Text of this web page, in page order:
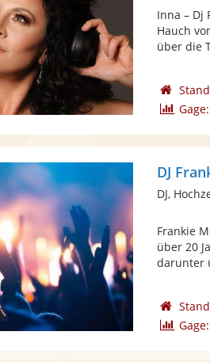
Inna – Dj
Hauch
über die
Gage:
DJ
DJ,
Frankie
über 20
darunter
Gage: